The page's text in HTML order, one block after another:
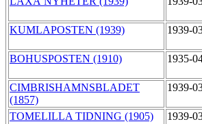
KUMLAPOSTEN (1939)
1939-
BOHUSPOSTEN (1910)
1935-
CIMBRISHAMNSBLADET
(1857)
1939-
TOMELILLA TIDNING (1905)
1939-